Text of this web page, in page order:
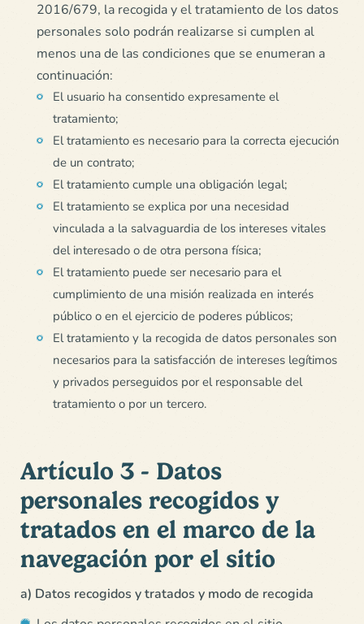
2016/679, la recogida y el tratamiento de los datos
personales solo podrán realizarse si cumplen al
menos una de las condiciones que se enumeran a
continuación:
El usuario ha consentido expresamente el
tratamiento;
El tratamiento es necesario para la correcta ejecución
de un contrato;
El tratamiento cumple una obligación legal;
El tratamiento se explica por una necesidad
vinculada a la salvaguardia de los intereses vitales
del interesado o de otra persona física;
El tratamiento puede ser necesario para el
cumplimiento de una misión realizada en interés
público o en el ejercicio de poderes públicos;
El tratamiento y la recogida de datos personales son
necesarios para la satisfacción de intereses legítimos
y privados perseguidos por el responsable del
tratamiento o por un tercero.
Artículo 3 - Datos
personales recogidos y
tratados en el marco de la
navegación por el sitio
a) Datos recogidos y tratados y modo de recogida